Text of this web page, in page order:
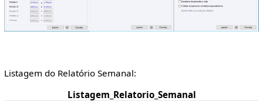
Listagem do Relatório Semanal:
Listagem_Relatorio_Semanal